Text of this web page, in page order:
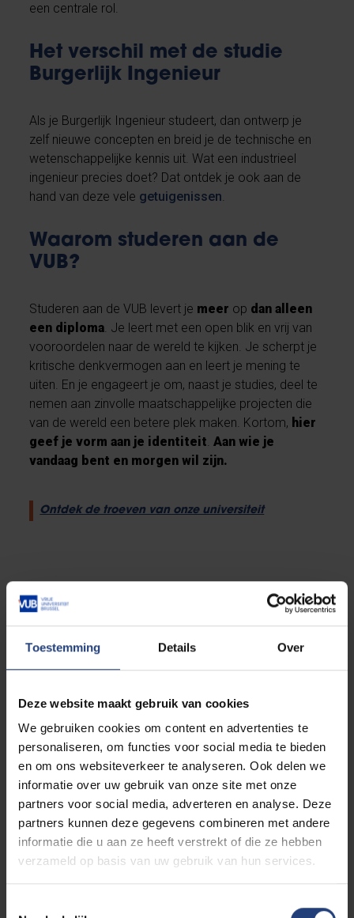
Toestemming Details Over
Deze website maakt gebruik van cookies
We gebruiken cookies om content en advertenties te
personaliseren, om functies voor social media te bieden
en om ons websiteverkeer te analyseren. Ook delen we
informatie over uw gebruik van onze site met onze
partners voor social media, adverteren en analyse. Deze
partners kunnen deze gegevens combineren met andere
informatie die u aan ze heeft verstrekt of die ze hebben
verzameld op basis van uw gebruik van hun services.
een centrale rol.
Het verschil met de studie
Burgerlijk Ingenieur
Als je Burgerlijk Ingenieur studeert, dan ontwerp je
zelf nieuwe concepten en breid je de technische en
wetenschappelijke kennis uit. Wat een industrieel
ingenieur precies doet? Dat ontdek je ook aan de
hand van deze vele getuigenissen.
Waarom studeren aan de
VUB?
Studeren aan de VUB levert je meer op dan alleen
een diploma. Je leert met een open blik en vrij van
vooroordelen naar de wereld te kijken. Je scherpt je
kritische denkvermogen aan en leert je mening te
uiten. En je engageert je om, naast je studies, deel te
nemen aan zinvolle maatschappelijke projecten die
van de wereld een betere plek maken. Kortom, hier
geef je vorm aan je identiteit.Aan wie je
vandaag bent en morgen wil zijn.
Ontdek de troeven van onze universiteit